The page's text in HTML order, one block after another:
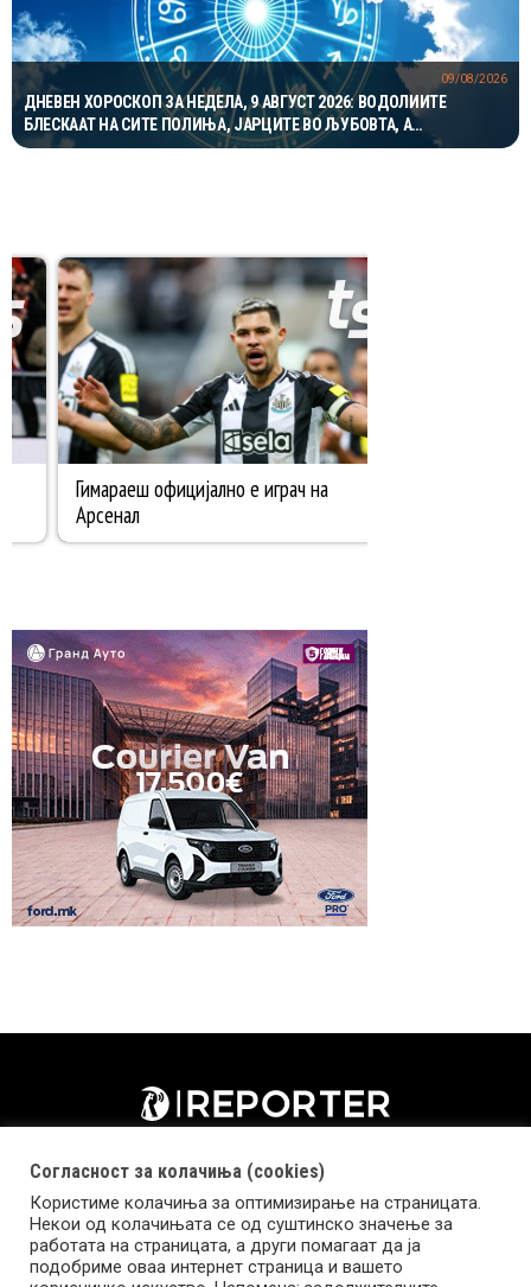
ДНЕВЕН ХОРОСКОП ЗА НЕДЕЛА, 9 АВГУСТ 2026: ВОДОЛИИТЕ
БЛЕСКААТ НА СИТЕ ПОЛИЊА, ЈАРЦИТЕ ВО ЉУБОВТА, А
БЛИЗНАЦИТЕ ВО КАРИЕРАТА
09/08/2026
Согласност за колачиња (cookies)
Користиме колачиња за оптимизирање на страницата.
Некои од колачињата се од суштинско значење за
работата на страницата, а други помагаат да ја
подобриме оваа интернет страница и вашето